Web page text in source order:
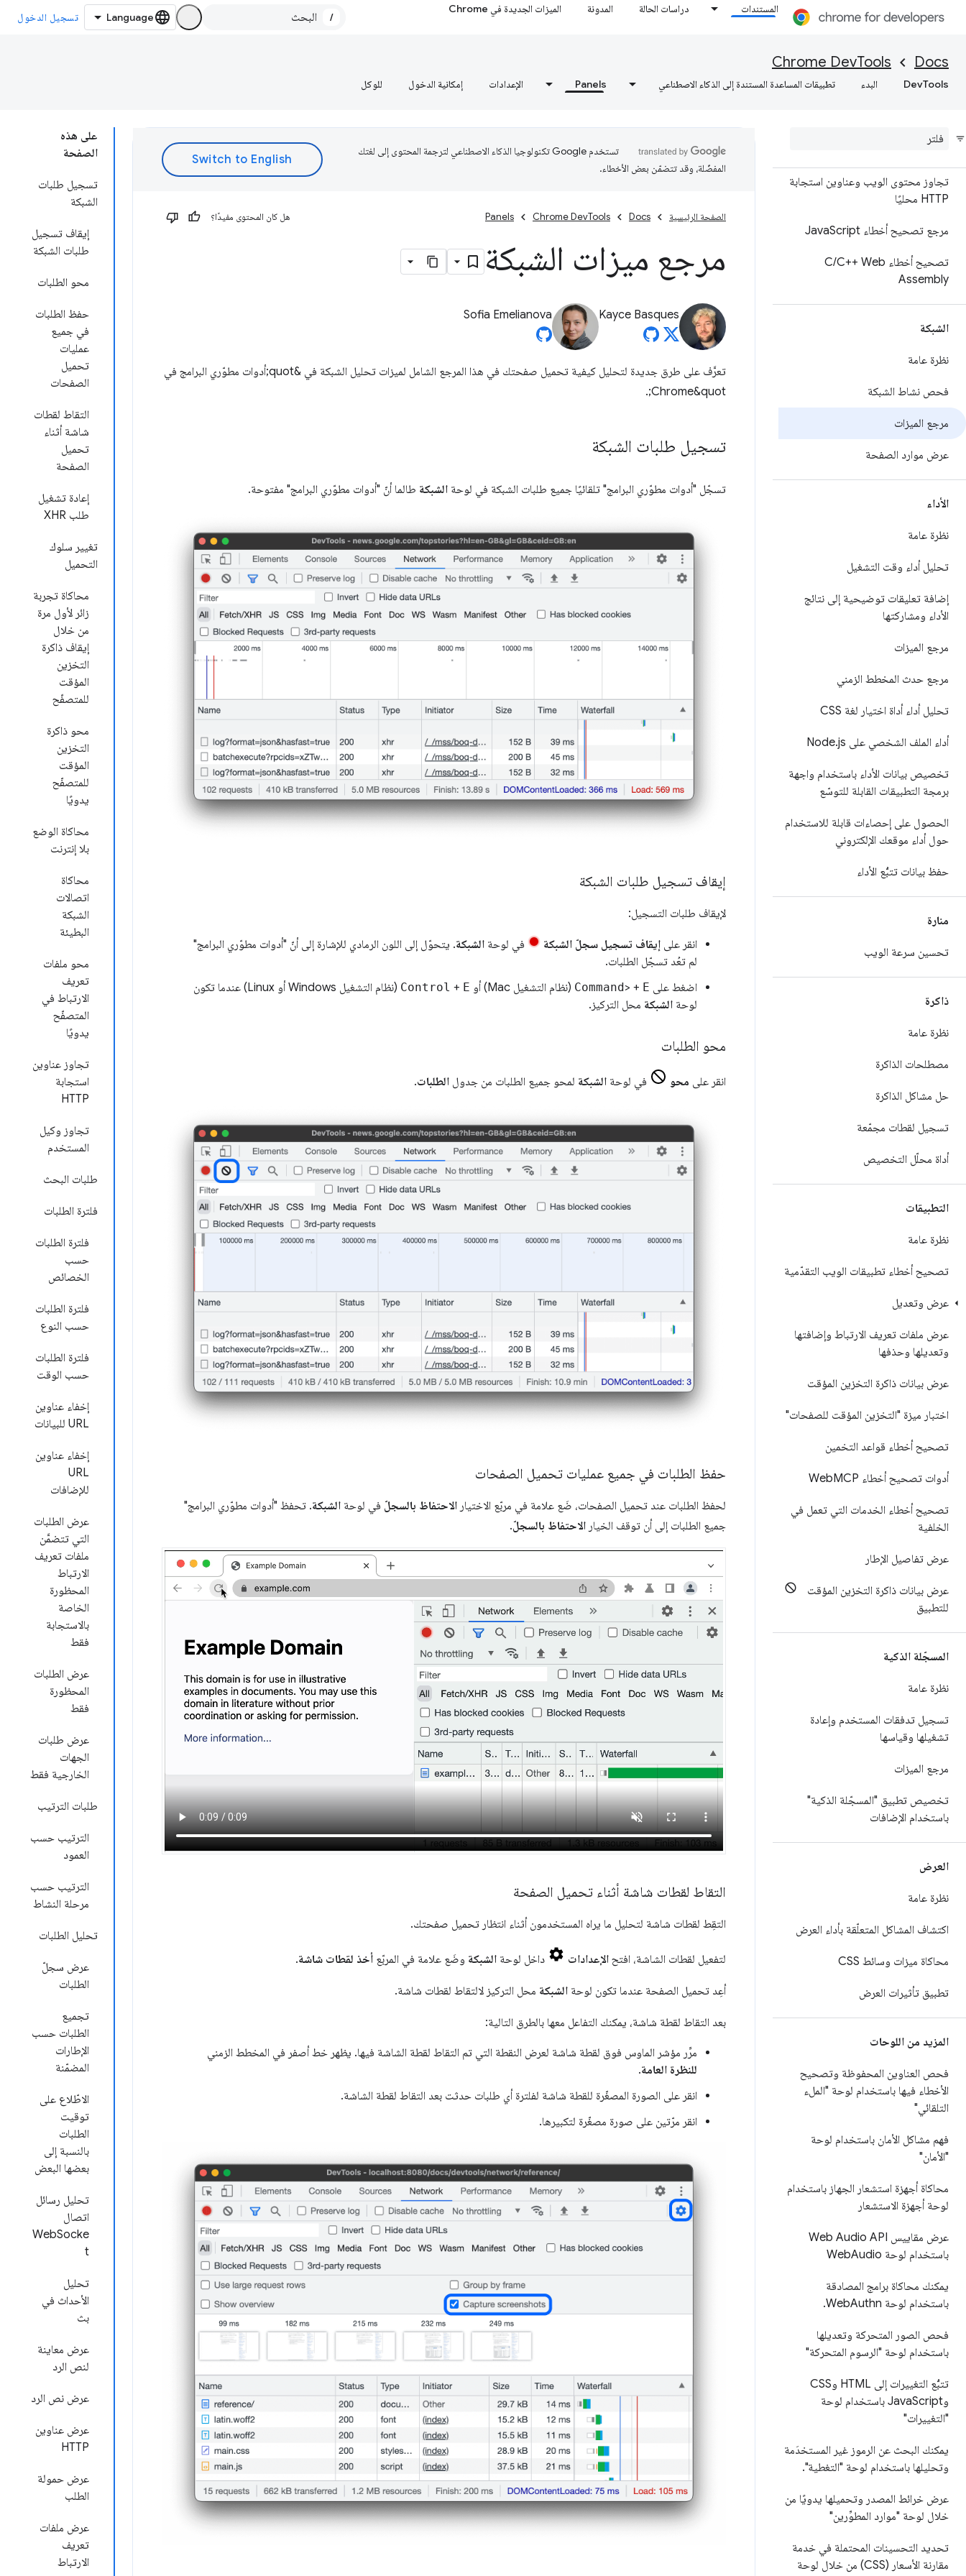
المستندات دراسات الحالة المدونة الميزات الجديدة في Chrome
/ تسجيل الدخول
Docs
Chrome DevTools
DevTools البدء تطبيقات المساعدة المستندة إلى الذكاء الاصطناعي Panels الإعدادات إمكانية الدخول للوكل
تشغيل مقتطفات JavaScript
تصحيح أخطاء الرمز الأصلي بدلاً من
نشره باستخدام خرائط المصدر
إعداد مساحات عمل لحفظ التغييرات في
تجاوز محتوى الويب وعناوين استجابة
HTTP محليًا
مرجع تصحيح أخطاء Java Script
تصحيح أخطاء C /C++ Web
Assembly
الشبكة
نظرة عامة
فحص نشاط الشبكة
مرجع الميزات
عرض موارد الصفحة
الأداء
نظرة عامة
تحليل أداء وقت التشغيل
إضافة تعليقات توضيحية إلى نتائج
الأداء ومشاركتها
مرجع الميزات
مرجع حدث المخطط الزمني
تحليل أداء أداة اختيار لغة CSS
أداء الملف الشخصي على Node .js
تخصيص بيانات الأداء باستخدام واجهة
برمجة التطبيقات القابلة للتوسّع
الحصول على إحصاءات قابلة للاستخدام
حول أداء موقعك الإلكتروني
حفظ بيانات تتبُّع الأداء
منارة
تحسين سرعة الويب
ذاكرة
نظرة عامة
مصطلحات الذاكرة
حل مشاكل الذاكرة
تسجيل لقطات مجمّعة
أداة محلّل التخصيص
التطبيقات
نظرة عامة
تصحيح أخطاء تطبيقات الويب التقدّمية
عرض وتعديل
عرض ملفات تعريف الارتباط وإضافتها
وتعديلها وحذفها
عرض بيانات ذاكرة التخزين المؤقت
اختبار ميزة "التخزين المؤقت للصفحات"
تصحيح أخطاء قواعد التخمين
أدوات تصحيح أخطاء Web MCP
تصحيح أخطاء الخدمات التي تعمل في
الخلفية
عرض تفاصيل الإطار
عرض بيانات ذاكرة التخزين المؤقت
للتطبيق
المسجّلة الذكية
نظرة عامة
تسجيل تدفقات المستخدم وإعادة
تشغيلها وقياسها
مرجع الميزات
تخصيص تطبيق "المسجّلة الذكية"
باستخدام الإضافات
العرض
نظرة عامة
اكتشاف المشاكل المتعلّقة بأداء العرض
محاكاة ميزات وسائط CSS
تطبيق تأثيرات العرض
المزيد من اللوحات
فحص العناوين المحفوظة وتصحيح
الأخطاء فيها باستخدام لوحة "الملء
التلقائي"
فهم مشاكل الأمان باستخدام لوحة
"الأمان"
محاكاة أجهزة استشعار الجهاز باستخدام
لوحة أجهزة الاستشعار
عرض مقاييس Web Audio API
باستخدام لوحة Web Audio
يمكنك محاكاة برامج المصادقة
باستخدام لوحة Web Authn
.
فحص الصور المتحركة وتعديلها
باستخدام لوحة "الرسوم المتحركة"
تتبُّع التغييرات إلى HTML وCSS
وJava
Script باستخدام لوحة
"التغييرات"
يمكنك البحث عن الرموز غير المستخدَمة
وتحليلها باستخدام لوحة "التغطية".
عرض خرائط المصدر وتحميلها يدويًا من
خلال لوحة "موارد المطوِّرين"
تحديد التحسينات المحتملة في خدمة
مقارنة الأسعار (CSS) من خلال لوحة
على هذه
الصفحة
تسجيل طلبات
الشبكة
إيقاف تسجيل
طلبات الشبكة
محو الطلبات
حفظ الطلبات
في جميع
عمليات
تحميل
الصفحات
التقاط لقطات
شاشة أثناء
تحميل
الصفحة
إعادة تشغيل
طلب XHR
تغيير سلوك
التحميل
محاكاة تجربة
زائر لأول مرة
من خلال
إيقاف ذاكرة
التخزين
المؤقت
للمتصفّح
محو ذاكرة
التخزين
المؤقت
للمتصفّح
يدويًا
محاكاة الوضع
بلا إنترنت
محاكاة
اتصالات
الشبكة
البطيئة
محو ملفات
تعريف
الارتباط في
المتصفّح
يدويًا
تجاوز عناوين
استجابة
HTTP
تجاوز وكيل
المستخدم
طلبات البحث
فلترة الطلبات
فلترة الطلبات
حسب
الخصائص
فلترة الطلبات
حسب النوع
فلترة الطلبات
حسب الوقت
إخفاء عناوين
URL للبيانات
إخفاء عناوين
URL
للإضافات
عرض الطلبات
التي تتضمَّن
ملفات تعريف
الارتباط
المحظورة
الخاصة
بالاستجابة
فقط
عرض الطلبات
المحظورة
فقط
عرض طلبات
الجهات
الخارجية فقط
طلبات الترتيب
الترتيب حسب
العمود
الترتيب حسب
مرحلة النشاط
تحليل الطلبات
عرض سجلّ
الطلبات
تجميع
الطلبات حسب
الإطارات
المضمّنة
الاطّلاع على
توقيت
الطلبات
بالنسبة إلى
بعضها البعض
تحليل رسائل
اتصال
WebSocke
t
تحليل
الأحداث في
بث
عرض معاينة
لنص الرد
عرض نص الرد
عرض عناوين
HTTP
عرض حمولة
الطلب
عرض ملفات
تعريف
الارتباط
تستخدم Google تكنولوجيا الذكاء الاصطناعي لترجمة المحتوى إلى لغتك
المفضّلة، وقد تتضمّن بعض الأخطاء.
الصفحة الرئيسية Docs
Chrome DevTools
Panels هل كان المحتوى مفيدًا؟
مرجع ميزات الشبكة
Kayce Basques
Sofia Emelianova
تعرَّف على طرق جديدة لتحليل كيفية تحميل صفحتك في هذا المرجع الشامل لميزات تحليل الشبكة في &quot;أدوات مطوّري البرامج في
Chrome&quot;.
تسجيل طلبات الشبكة
تسجّل "أدوات مطوّري البرامج" تلقائيًا جميع طلبات الشبكة في لوحة الشبكة طالما أنّ "أدوات مطوّري البرامج" مفتوحة.
إيقاف تسجيل طلبات الشبكة
لإيقاف طلبات التسجيل:
انقر على إيقاف تسجيل سجلّ الشبكة في لوحة الشبكة. يتحوّل إلى اللون الرمادي للإشارة إلى أنّ "أدوات مطوّري البرامج"
لم تعُد تسجّل الطلبات.
اضغط على
Command> + E (نظام التشغيل Mac) أو Control + E
(نظام التشغيل Windows أو Linux) عندما تكون
لوحة الشبكة محل التركيز.
محو الطلبات
انقر على محو في لوحة الشبكة لمحو جميع الطلبات من جدول الطلبات.
حفظ الطلبات في جميع عمليات تحميل الصفحات
لحفظ الطلبات عند تحميل الصفحات، ضَع علامة في مربّع الاختيار الاحتفاظ بالسجلّ في لوحة الشبكة. تحفظ "أدوات مطوّري البرامج"
جميع الطلبات إلى أن توقف الخيار الاحتفاظ بالسجلّ.
التقاط لقطات شاشة أثناء تحميل الصفحة
التقِط لقطات شاشة لتحليل ما يراه المستخدمون أثناء انتظار تحميل صفحتك.
لتفعيل لقطات الشاشة، افتح الإعدادات داخل لوحة الشبكة وضَع علامة في المربّع أخذ لقطات شاشة.
أعِد تحميل الصفحة عندما تكون لوحة الشبكة محل التركيز لالتقاط لقطات شاشة.
بعد التقاط لقطة شاشة، يمكنك التفاعل معها بالطرق التالية:
مرِّر مؤشر الماوس فوق لقطة شاشة لعرض النقطة التي تم التقاط لقطة الشاشة فيها. يظهر خط أصفر في المخطط الزمني
للنظرة العامة.
انقر على الصورة المصغّرة للقطة شاشة لفلترة أي طلبات حدثت بعد التقاط لقطة الشاشة.
انقر مرّتين على صورة مصغّرة لتكبيرها.